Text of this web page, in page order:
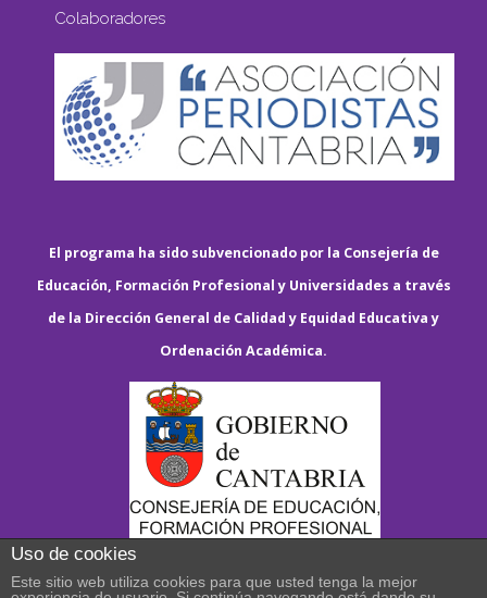
Colaboradores
El programa ha sido subvencionado por la Consejería de
Educación, Formación Profesional y Universidades a través
de la Dirección General de Calidad y Equidad Educativa y
Ordenación Académica.
Uso de cookies
Este sitio web utiliza cookies para que usted tenga la mejor